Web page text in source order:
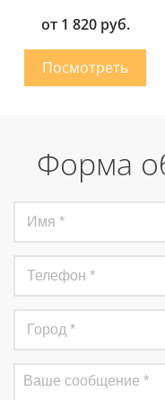
от 1 820 руб.
Форма